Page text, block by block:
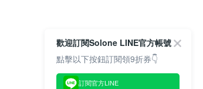
歡迎訂閱Solone LINE官方帳號
點擊以下按鈕訂閱領9折券👇
訂閱官方LINE